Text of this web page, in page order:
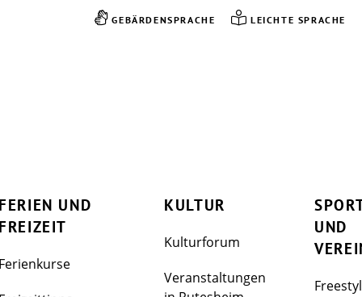
GEBÄRDENSPRACHE LEICHTE SPRACHE
UND
KULTUR
Kulturforum
Veranstaltungen
UND